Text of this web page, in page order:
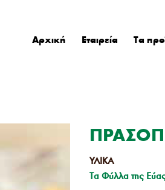
Αρχική Εταιρεία Τα
ΥΛΙΚΑ
Τα Φύλλα της